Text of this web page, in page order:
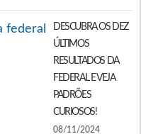
DESCUBRA OS DEZ
ÚLTIMOS
RESULTADOS DA
FEDERAL E VEJA
PADRÕES
CURIOSOS!
08/11/2024